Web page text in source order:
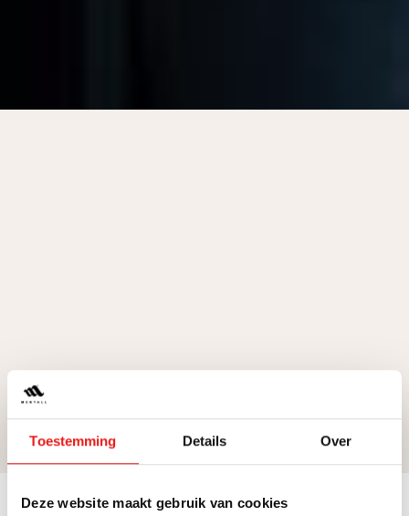
Toestemming Details Over
Deze website maakt gebruik van cookies